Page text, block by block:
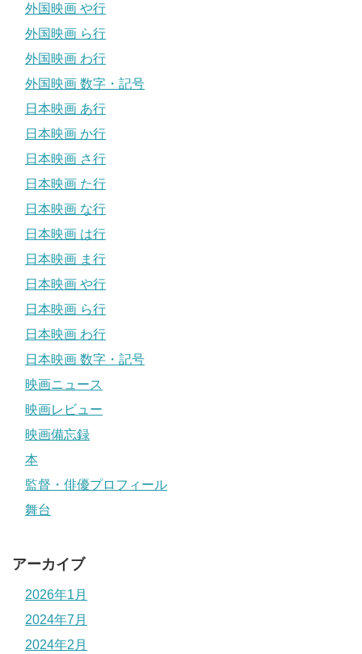
外国映画 や行
外国映画 ら行
外国映画 わ行
外国映画 数字・記号
日本映画 あ行
日本映画 か行
日本映画 さ行
日本映画 た行
日本映画 な行
日本映画 は行
日本映画 ま行
日本映画 や行
日本映画 ら行
日本映画 わ行
日本映画 数字・記号
映画ニュース
映画レビュー
映画備忘録
本
監督・俳優プロフィール
舞台
アーカイブ
2026年1月
2024年7月
2024年2月